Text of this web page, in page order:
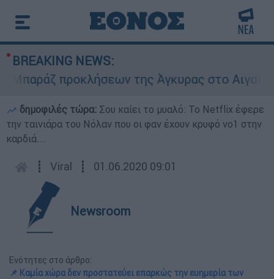
BREAKING NEWS:
προκλήσεων της Άγκυρας στο Αιγαίο:
δημοφιλές τώρα: Σου καίει το μυαλό: Το Netflix έφερε
την ταινιάρα του Νόλαν που οι φαν έχουν κρυφό νο1 στην
καρδιά...
┋ Viral ┋ 01.06.2020 09:01
Newsroom
Ενότητες στο άρθρο:
📌 Kαμία χώρα δεν προστατεύει επαρκώς την ευημερία των